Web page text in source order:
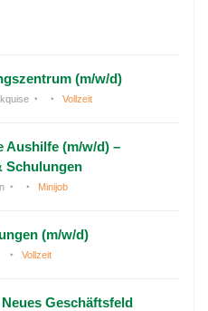
(m/w/d)
Vollzeit
Aushilfe (m/w/d) –
Schulungen
Minijob
(m/w/d)
Vollzeit
Geschäftsfeld